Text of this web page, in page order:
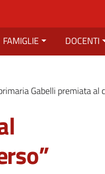
FAMIGLIE DOCENTI
Gabelli premiata al